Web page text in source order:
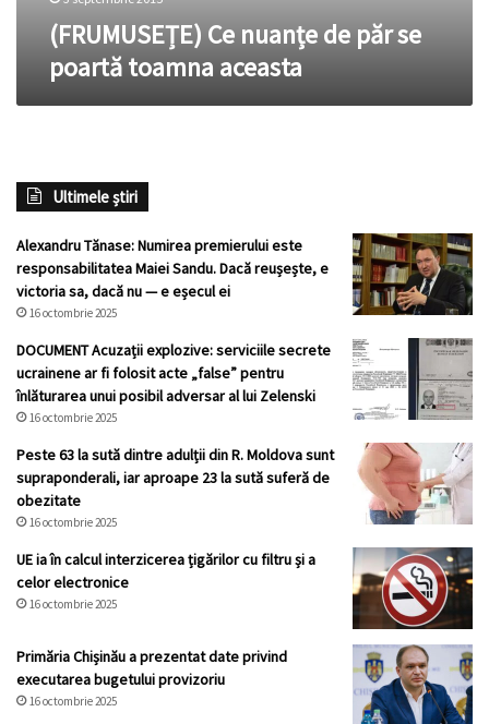
(FRUMUSEȚE) Ce nuanțe de păr se
poartă toamna aceasta
Ultimele știri
Alexandru Tănase: Numirea premierului este
responsabilitatea Maiei Sandu. Dacă reușește, e
victoria sa, dacă nu — e eșecul ei
16 octombrie 2025
DOCUMENT Acuzații explozive: serviciile secrete
ucrainene ar fi folosit acte „false” pentru
înlăturarea unui posibil adversar al lui Zelenski
16 octombrie 2025
Peste 63 la sută dintre adulții din R. Moldova sunt
supraponderali, iar aproape 23 la sută suferă de
obezitate
16 octombrie 2025
UE ia în calcul interzicerea țigărilor cu filtru și a
celor electronice
16 octombrie 2025
Primăria Chișinău a prezentat date privind
executarea bugetului provizoriu
16 octombrie 2025